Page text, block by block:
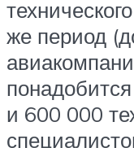
же период
и 600 000